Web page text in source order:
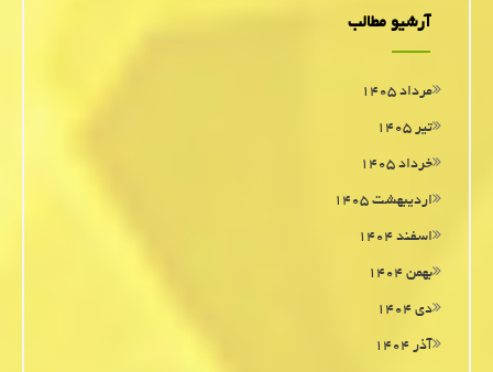
آرشیو مطالب
مرداد ۱۴۰۵
تیر ۱۴۰۵
خرداد ۱۴۰۵
اردیبهشت ۱۴۰۵
اسفند ۱۴۰۴
بهمن ۱۴۰۴
دی ۱۴۰۴
آذر ۱۴۰۴